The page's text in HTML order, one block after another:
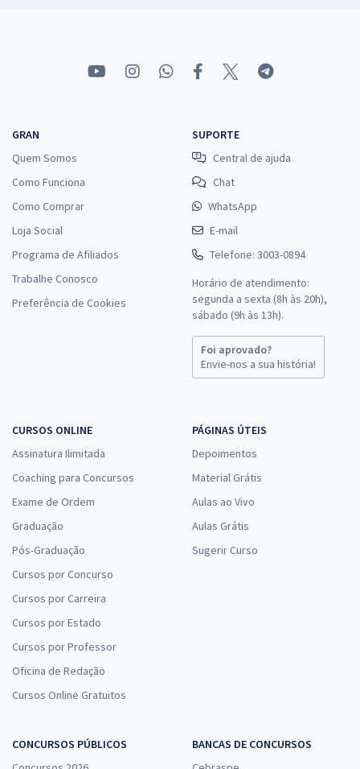
GRAN
Quem Somos
Como Funciona
Como Comprar
Loja Social
Programa de Afiliados
Trabalhe Conosco
Preferência de Cookies
SUPORTE
Central de ajuda
Chat
WhatsApp
E-mail
Telefone: 3003-0894
Horário de atendimento:
segunda a sexta (8h às 20h),
sábado (9h às 13h).
Foi aprovado?
Envie-nos a sua história!
CURSOS ONLINE
Assinatura Ilimitada
Coaching para Concursos
Exame de Ordem
Graduação
Pós-Graduação
Cursos por Concurso
Cursos por Carreira
Cursos por Estado
Cursos por Professor
Oficina de Redação
Cursos Online Gratuitos
PÁGINAS ÚTEIS
Depoimentos
Material Grátis
Aulas ao Vivo
Aulas Grátis
Sugerir Curso
CONCURSOS PÚBLICOS
BANCAS DE CONCURSOS